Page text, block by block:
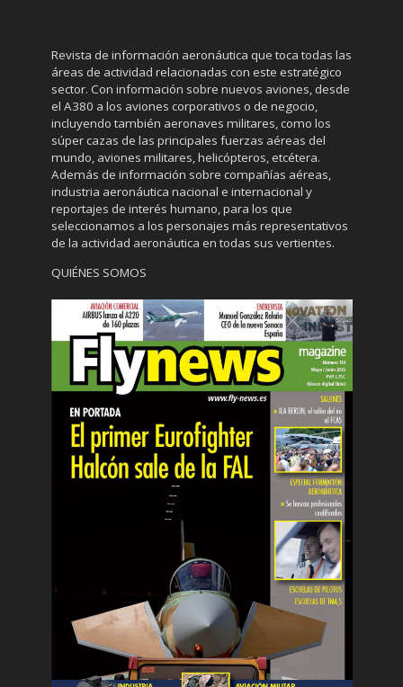
Revista de información aeronáutica que toca todas las
áreas de actividad relacionadas con este estratégico
sector. Con información sobre nuevos aviones, desde
el A380 a los aviones corporativos o de negocio,
incluyendo también aeronaves militares, como los
súper cazas de las principales fuerzas aéreas del
mundo, aviones militares, helicópteros, etcétera.
Además de información sobre compañías aéreas,
industria aeronáutica nacional e internacional y
reportajes de interés humano, para los que
seleccionamos a los personajes más representativos
de la actividad aeronáutica en todas sus vertientes.
QUIÉNES SOMOS